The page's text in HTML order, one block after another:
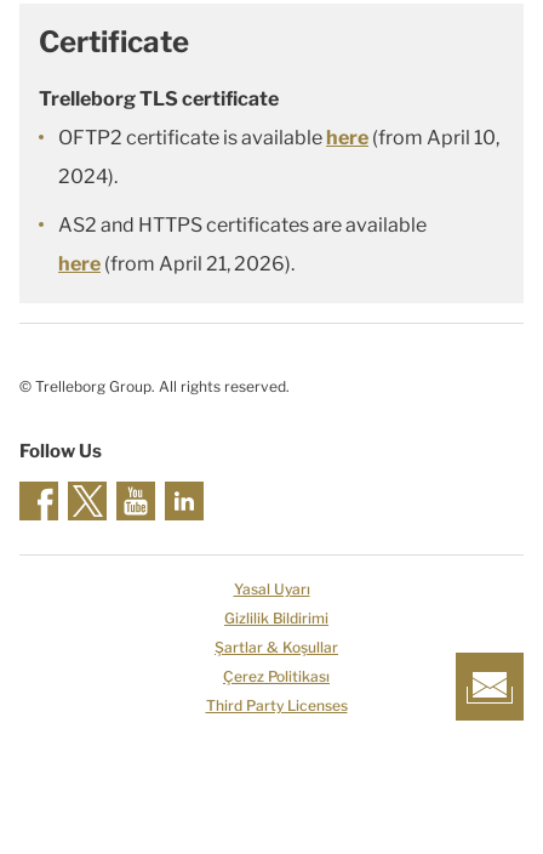
Certificate
Trelleborg TLS certificate
OFTP2 certificate is available here (from April 10,
2024).
AS2 and HTTPS certificates are available
here (from April 21, 2026).
© Trelleborg Group. All rights reserved.
Follow Us
Yasal Uyarı
Gizlilik Bildirimi
Şartlar & Koşullar
Çerez Politikası
Third Party Licenses